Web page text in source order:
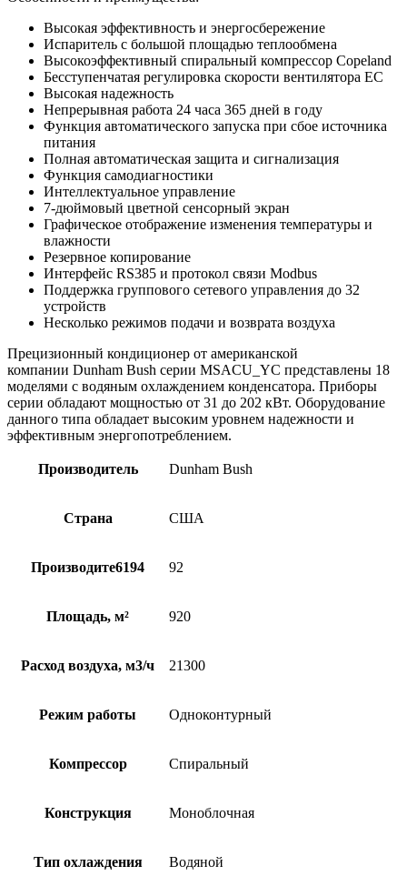
Высокая эффективность и энергосбережение
Испаритель с большой площадью теплообмена
Высокоэффективный спиральный компрессор Copeland
Бесступенчатая регулировка скорости вентилятора EC
Высокая надежность
Непрерывная работа 24 часа 365 дней в году
Функция автоматического запуска при сбое источника
питания
Полная автоматическая защита и сигнализация
Функция самодиагностики
Интеллектуальное управление
7-дюймовый цветной сенсорный экран
Графическое отображение изменения температуры и
влажности
Резервное копирование
Интерфейс RS385 и протокол связи Modbus
Поддержка группового сетевого управления до 32
устройств
Несколько режимов подачи и возврата воздуха
Прецизионный кондиционер от американской
компании Dunham Bush серии MSACU_YC представлены 18
моделями с водяным охлаждением конденсатора. Приборы
серии обладают мощностью от 31 до 202 кВт. Оборудование
данного типа обладает высоким уровнем надежности и
эффективным энергопотреблением.
Производитель Dunham Bush
Страна США
Производите6194 92
Площадь, м² 920
Расход воздуха, м3/ч 21300
Режим работы Одноконтурный
Компрессор Спиральный
Конструкция Моноблочная
Тип охлаждения Водяной